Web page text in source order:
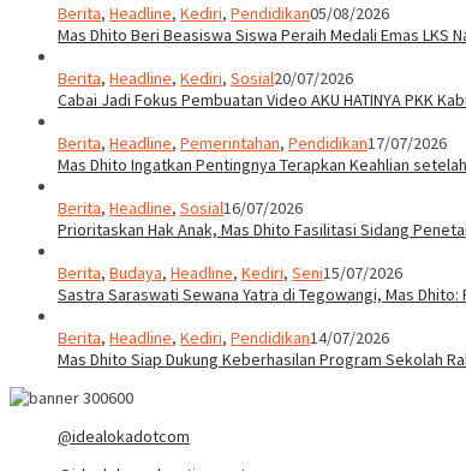
Berita, Headline, Kediri, Pendidikan05/08/2026
Mas Dhito Beri Beasiswa Siswa Peraih Medali Emas LKS
Berita, Headline, Kediri, Sosial20/07/2026
Cabai Jadi Fokus Pembuatan Video AKU HATINYA PKK
Berita, Headline, Pemerintahan, Pendidikan17/07/2026
Mas Dhito Ingatkan Pentingnya Terapkan Keahlian
Berita, Headline, Sosial16/07/2026
Prioritaskan Hak Anak, Mas Dhito Fasilitasi Sidang
Berita, Budaya, Headline, Kediri, Seni15/07/2026
Sastra Saraswati Sewana Yatra di Tegowangi, Mas
Berita, Headline, Kediri, Pendidikan14/07/2026
Mas Dhito Siap Dukung Keberhasilan Program Sekolah
@idealokadotcom